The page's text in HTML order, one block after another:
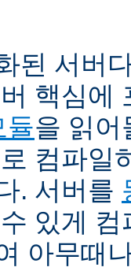
된 서버
핵심에
듈을 읽어
컴파일
. 서버를
있게
아무때